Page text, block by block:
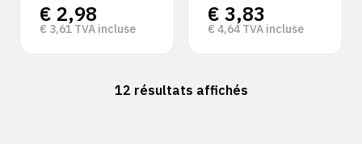
€ 2,98
€ 3,61 TVA incluse
€ 3,83
€ 4,64 TVA incluse
12 résultats affichés